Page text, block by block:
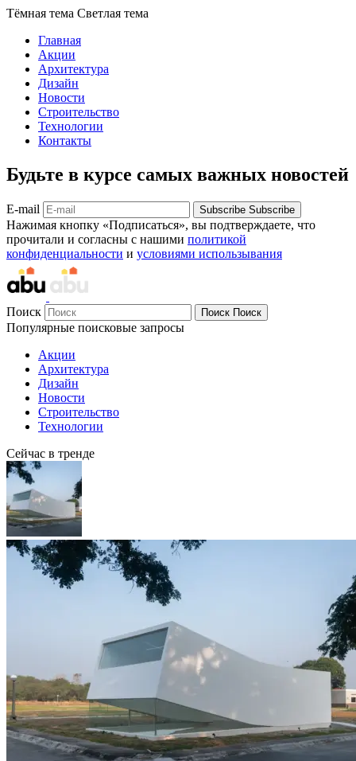
Тёмная тема Светлая тема
Главная
Акции
Архитектура
Дизайн
Новости
Строительство
Технологии
Контакты
Будьте в курсе самых важных новостей
E-mail Subscribe Subscribe
Нажимая кнопку «Подписаться», вы подтверждаете, что
прочитали и согласны с нашими политикой
конфиденциальности и условиями использывания
Поиск Поиск Поиск
Популярные поисковые запросы
Акции
Архитектура
Дизайн
Новости
Строительство
Технологии
Сейчас в тренде